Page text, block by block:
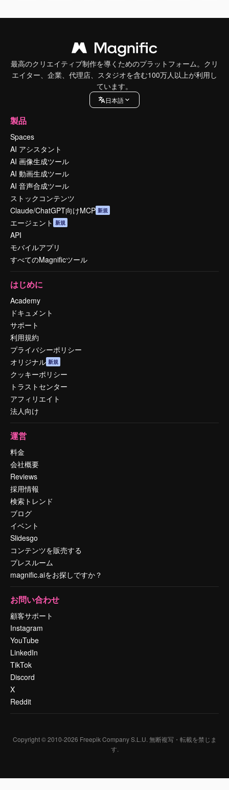
最高のクリエイティブ制作を導くためのプラットフォーム。クリ
エイター、企業、代理店、スタジオを含む100万人以上が利用し
ています。
日本語
製品
Spaces
AI アシスタント
AI 画像生成ツール
AI 動画生成ツール
AI 音声合成ツール
ストックコンテンツ
Claude/ChatGPT向けMCP 新規
エージェント 新規
API
モバイルアプリ
すべてのMagnificツール
はじめに
Academy
ドキュメント
サポート
利用規約
プライバシーポリシー
オリジナル 新規
クッキーポリシー
トラストセンター
アフィリエイト
法人向け
運営
料金
会社概要
Reviews
採用情報
検索トレンド
ブログ
イベント
Slidesgo
コンテンツを販売する
プレスルーム
magnific.aiをお探しですか？
お問い合わせ
顧客サポート
Instagram
YouTube
LinkedIn
TikTok
Discord
X
Reddit
Copyright © 2010-2026 Freepik Company S.L.U. 無断複写・転載を禁じま
す.